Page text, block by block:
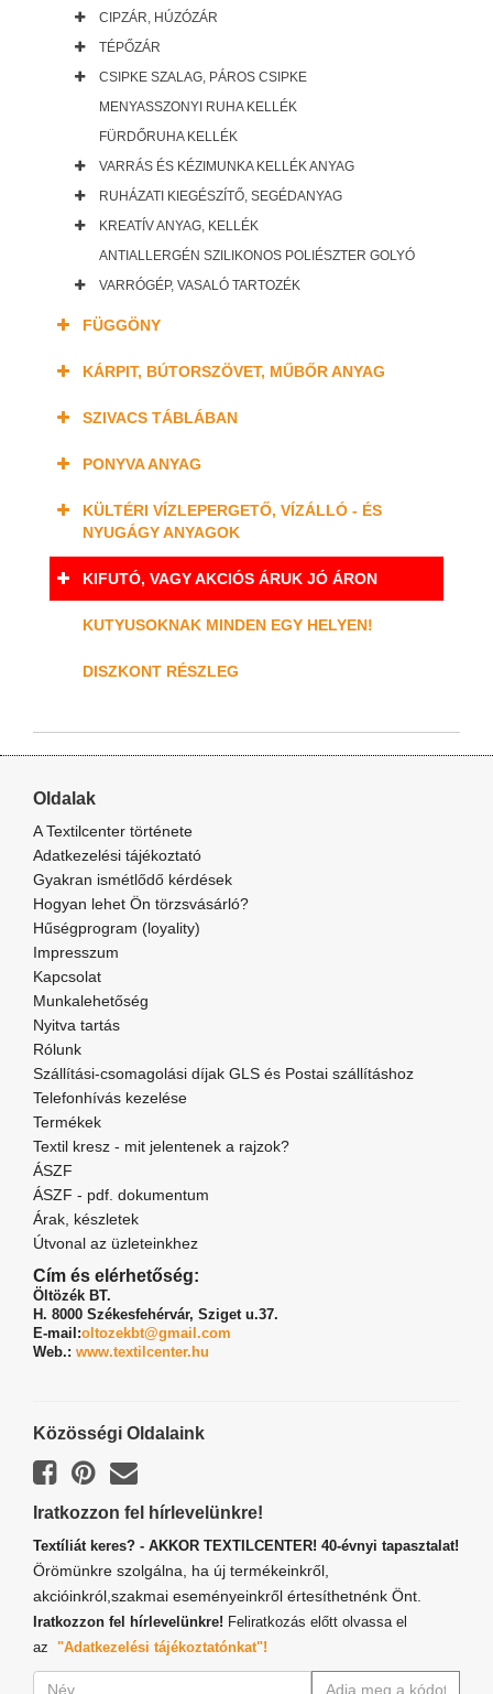
CIPZÁR, HÚZÓZÁR
TÉPŐZÁR
CSIPKE SZALAG, PÁROS CSIPKE
MENYASSZONYI RUHA KELLÉK
FÜRDŐRUHA KELLÉK
VARRÁS ÉS KÉZIMUNKA KELLÉK ANYAG
RUHÁZATI KIEGÉSZÍTŐ, SEGÉDANYAG
KREATÍV ANYAG, KELLÉK
ANTIALLERGÉN SZILIKONOS POLIÉSZTER GOLYÓ
VARRÓGÉP, VASALÓ TARTOZÉK
FÜGGÖNY
KÁRPIT, BÚTORSZÖVET, MŰBŐR ANYAG
SZIVACS TÁBLÁBAN
PONYVA ANYAG
KÜLTÉRI VÍZLEPERGETŐ, VÍZÁLLÓ - ÉS
NYUGÁGY ANYAGOK
KIFUTÓ, VAGY AKCIÓS ÁRUK JÓ ÁRON
KUTYUSOKNAK MINDEN EGY HELYEN!
DISZKONT RÉSZLEG
Oldalak
A Textilcenter története
Adatkezelési tájékoztató
Gyakran ismétlődő kérdések
Hogyan lehet Ön törzsvásárló?
Hűségprogram (loyality)
Impresszum
Kapcsolat
Munkalehetőség
Nyitva tartás
Rólunk
Szállítási-csomagolási díjak GLS és Postai szállításhoz
Telefonhívás kezelése
Termékek
Textil kresz - mit jelentenek a rajzok?
ÁSZF
ÁSZF - pdf. dokumentum
Árak, készletek
Útvonal az üzleteinkhez
Cím és elérhetőség:
Öltözék BT.
H. 8000 Székesfehérvár, Sziget u.37.
E-mail:oltozekbt@gmail.com
Web.: www.textilcenter.hu
Közösségi Oldalaink
Iratkozzon fel hírlevelünkre!
Textíliát keres? - AKKOR TEXTILCENTER! 40-évnyi tapasztalat!
Örömünkre szolgálna, ha új termékeinkről,
akcióinkról,szakmai eseményeinkről értesíthetnénk Önt.
Iratkozzon fel hírlevelünkre! Feliratkozás előtt olvassa el
az "Adatkezelési tájékoztatónkat"!